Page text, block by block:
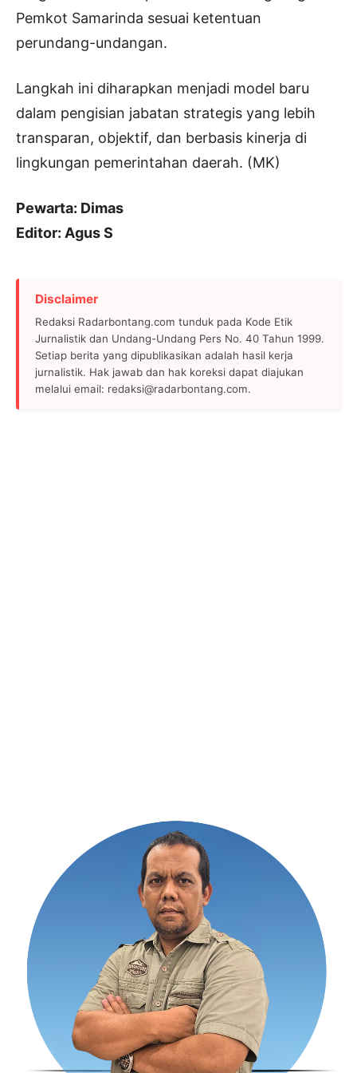
Pemkot Samarinda sesuai ketentuan
perundang-undangan.
Langkah ini diharapkan menjadi model baru
dalam pengisian jabatan strategis yang lebih
transparan, objektif, dan berbasis kinerja di
lingkungan pemerintahan daerah. (MK)
Pewarta: Dimas
Editor: Agus S
Disclaimer
Redaksi Radarbontang.com tunduk pada Kode Etik
Jurnalistik dan Undang-Undang Pers No. 40 Tahun 1999.
Setiap berita yang dipublikasikan adalah hasil kerja
jurnalistik. Hak jawab dan hak koreksi dapat diajukan
melalui email: redaksi@radarbontang.com.